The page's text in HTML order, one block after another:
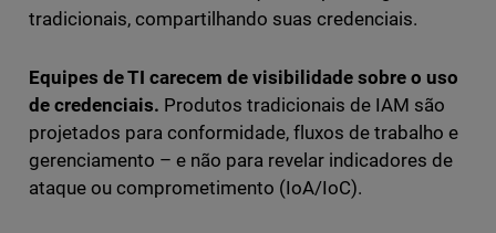
tradicionais, compartilhando suas credenciais.
Equipes de TI carecem de visibilidade sobre o uso
de credenciais. Produtos tradicionais de IAM são
projetados para conformidade, fluxos de trabalho e
gerenciamento – e não para revelar indicadores de
ataque ou comprometimento (IoA/IoC).